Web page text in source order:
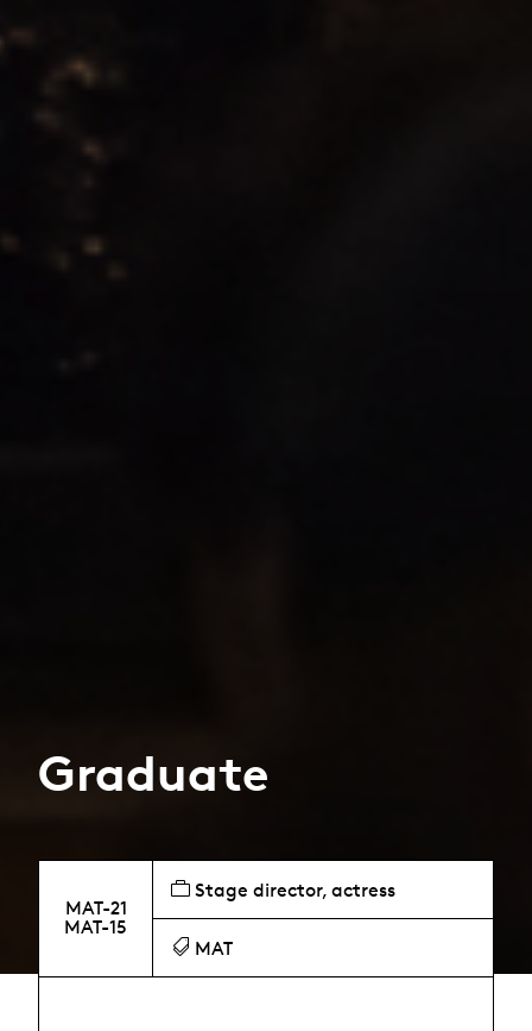
Graduate
MAT-21
MAT-15
Stage director, actress
MAT